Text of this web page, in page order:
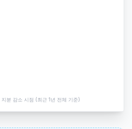
지분 감소 시점 (최근 1년 전체 기준)